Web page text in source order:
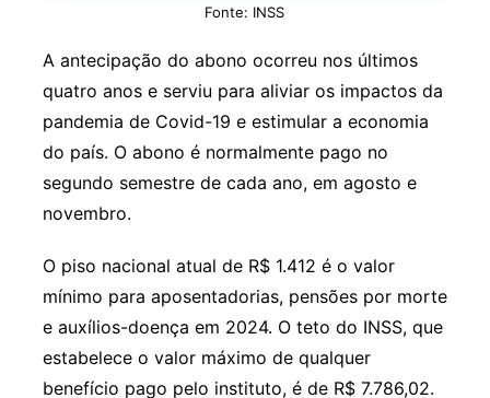
Fonte: INSS
A antecipação do abono ocorreu nos últimos
quatro anos e serviu para aliviar os impactos da
pandemia de Covid-19 e estimular a economia
do país. O abono é normalmente pago no
segundo semestre de cada ano, em agosto e
novembro.
O piso nacional atual de R$ 1.412 é o valor
mínimo para aposentadorias, pensões por morte
e auxílios-doença em 2024. O teto do INSS, que
estabelece o valor máximo de qualquer
benefício pago pelo instituto, é de R$ 7.786,02.